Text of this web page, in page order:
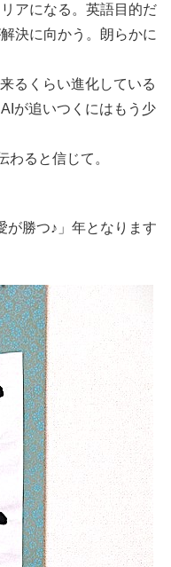
アになる。英語目的だ
決に向かう。朗らかに
るくらい進化している
が追いつくにはもう少
わると信じて。
が勝つ♪」年となります